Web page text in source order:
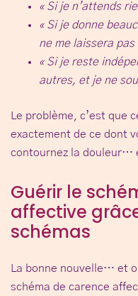
« Si je n’attends
« Si je donne
ne me laissera pas
« Si je reste
autres, et je ne
Le problème, c’est que
exactement de ce dont
contournez la douleur…
Guérir le
affective
schémas
La bonne nouvelle… et
schéma de carence